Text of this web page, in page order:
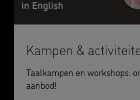
Kampen &
Taalkampen en workshops:
aanbod!